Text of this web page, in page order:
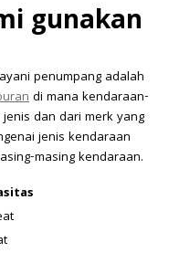
gunakan
penumpang adalah
di mana kendaraan-
dan dari merk yang
jenis kendaraan
masing kendaraan.